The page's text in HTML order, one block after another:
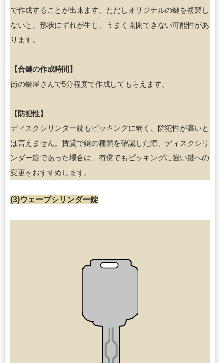
で作成することが出来ます。ただしオリジナルの鍵を複製し
ないと、形状にずれが生じ、うまく開閉できない可能性があ
ります。
【合鍵の作成時間】
街の鍵屋さんで5分程度で作成してもらえます。
【防犯性】
ディスクシリンダー錠もピッキングに弱く、防犯性が高いと
は言えません。賃貸で鍵の種類を確認した際、ディスクシリ
ンダー錠であった場合は、有償でもピッキングに強い鍵への
変更をおすすめします。
(3)ウェーブシリンダー錠